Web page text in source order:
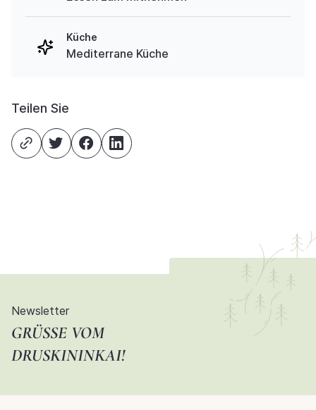
Küche
Mediterrane Küche
Teilen Sie
Newsletter
GRÜSSE VOM D
RUSKININKAI!